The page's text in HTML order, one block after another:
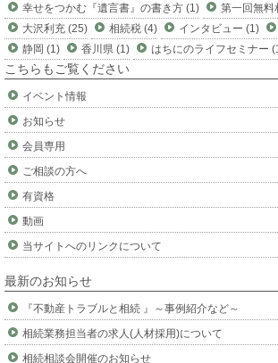
幸せをつかむ『遺言書』の書き方 (1)
第一回無料
大沢利充 (25)
相続税 (4) インタビュー (1)
静岡 (1)
香川県 (1) はちにのライフセミナー
こちらもご覧ください
イベント情報
お知らせ
会員専用
ご相談の方へ
有資格
動画
当サイトへのリンクについて
最新のお知らせ
『不動産トラブルと相続 』～事例紹介など～
相続業務担当者の求人(人材採用)について
相続相談会開催のお知らせ